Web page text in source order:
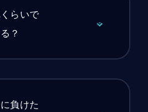
らいで
？
負けた